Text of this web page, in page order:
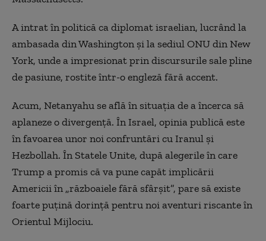
A intrat în politică ca diplomat israelian, lucrând la
ambasada din Washington și la sediul ONU din New
York, unde a impresionat prin discursurile sale pline
de pasiune, rostite într-o engleză fără accent.
Acum, Netanyahu se află în situația de a încerca să
aplaneze o divergență. În Israel, opinia publică este
în favoarea unor noi confruntări cu Iranul și
Hezbollah. În Statele Unite, după alegerile în care
Trump a promis că va pune capăt implicării
Americii în „războaiele fără sfârșit”, pare să existe
foarte puțină dorință pentru noi aventuri riscante în
Orientul Mijlociu.